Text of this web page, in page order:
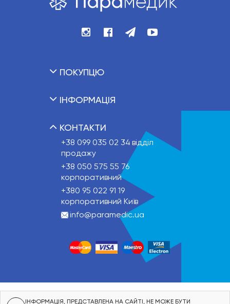
ПОКУПЦЮ
ІНФОРМАЦІЯ
КОНТАКТИ
+38 099 035 02 34 відділ
продажу
+38 050 575 55 76
корпоративний
+380 95 022 91 19
корпоративний Київ
info@paramedic.ua
ІНФОРМАЦІЯ, ПРЕДСТАВЛЕНА НА САЙТІ, НЕ МОЖЕ БУТИ